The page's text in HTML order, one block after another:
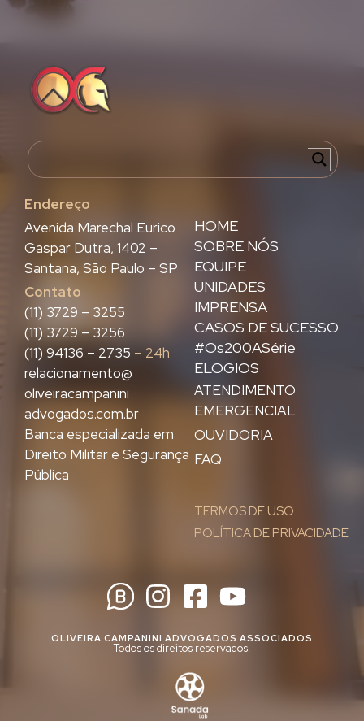
Endereço
HOME
SOBRE NÓS
EQUIPE
UNIDADES
IMPRENSA
CASOS DE SUCESSO
#Os200ASérie
ELOGIOS
ATENDIMENTO
EMERGENCIAL
OUVIDORIA
FAQ
TERMOS DE USO
POLÍTICA DE PRIVACIDADE
Avenida Marechal Eurico
Gaspar Dutra, 1402 –
Santana, São Paulo – SP
Contato
(11) 3729 – 3255
(11) 3729 – 3256
(11) 94136 – 2735 – 24h
relacionamento@
oliveiracampanini
advogados.com.br
Banca especializada em
Direito Militar e Segurança
Pública
OLIVEIRA CAMPANINI ADVOGADOS ASSOCIADOS
Todos os direitos reservados.